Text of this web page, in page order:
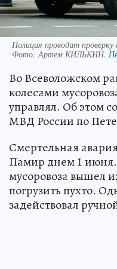
Полиция проводит
Фото:Артем КИЛЬКИН.
Во Всеволожском
колесами
управлял. Об этом
МВД России по
Смертельная
Памир днем 1 июня.
мусоровоза вышел
погрузить пухто.
задействовал